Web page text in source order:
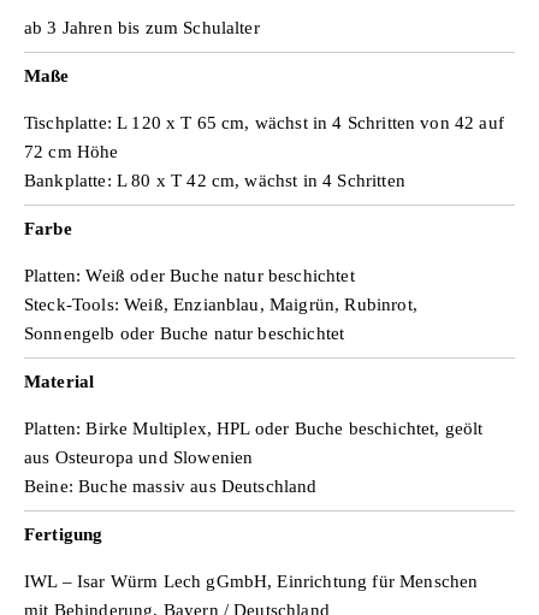
ab 3 Jahren bis zum Schulalter
Maße
Tischplatte: L 120 x T 65 cm, wächst in 4 Schritten von 42 auf
72 cm Höhe
Bankplatte: L 80 x T 42 cm, wächst in 4 Schritten
Farbe
Platten: Weiß oder Buche natur beschichtet
Steck-Tools: Weiß, Enzianblau, Maigrün, Rubinrot,
Sonnengelb oder Buche natur beschichtet
Material
Platten: Birke Multiplex, HPL oder Buche beschichtet, geölt
aus Osteuropa und Slowenien
Beine: Buche massiv aus Deutschland
Fertigung
IWL – Isar Würm Lech gGmbH, Einrichtung für Menschen
mit Behinderung, Bayern / Deutschland